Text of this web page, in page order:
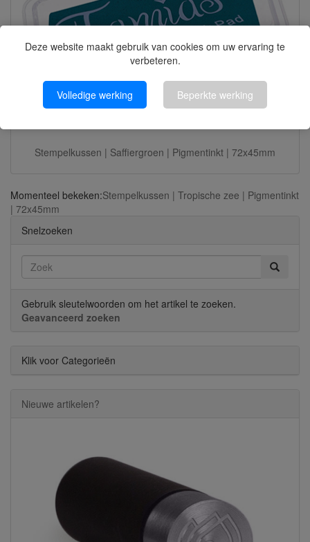
Deze website maakt gebruik van cookies om uw ervaring te
verbeteren.
Volledige werking Beperkte werking
Stempelkussen | Saffiergroen | Pigmentinkt | 72x45mm
Momenteel bekeken:Stempelkussen | Tropische zee | Pigmentinkt
| 72x45mm
Snelzoeken
Gebruik sleutelwoorden om het artikel te zoeken.
Geavanceerd zoeken
Klik voor Categorieën
Nieuwe artikelen?